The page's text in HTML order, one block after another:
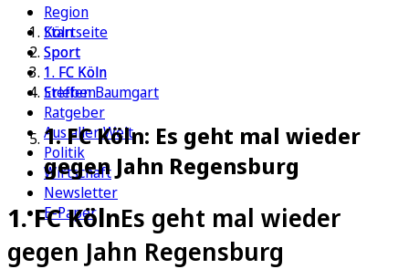
Region
Köln
Sport
1. FC Köln
Erleben
Ratgeber
Aus aller Welt
Politik
Wirtschaft
Newsletter
E-Paper
Startseite
Sport
1. FC Köln
Steffen Baumgart
1. FC Köln: Es geht mal wieder
gegen Jahn Regensburg
1. FC KölnEs geht mal wieder
gegen Jahn Regensburg